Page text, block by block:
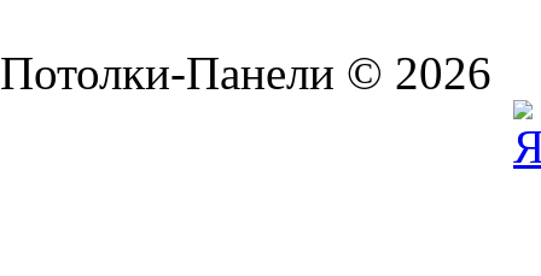
Потолки-Панели © 2026